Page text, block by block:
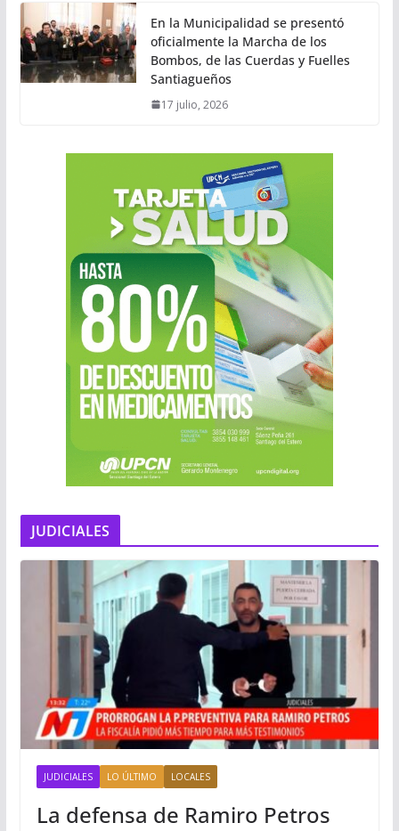
En la Municipalidad se presentó
oficialmente la Marcha de los
Bombos, de las Cuerdas y Fuelles
Santiagueños
17 julio, 2026
JUDICIALES
JUDICIALES LO ÚLTIMO LOCALES
La defensa de Ramiro Petros